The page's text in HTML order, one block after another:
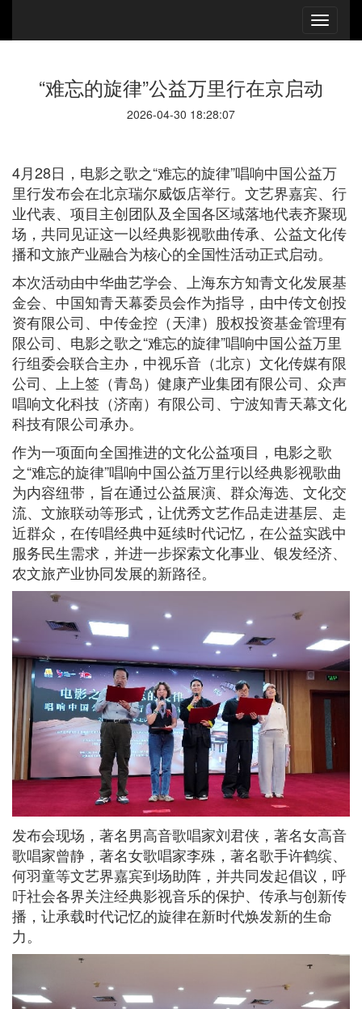
“难忘的旋律”公益万里行在京启动
2026-04-30 18:28:07
4月28日，电影之歌之“难忘的旋律”唱响中国公益万
里行发布会在北京瑞尔威饭店举行。文艺界嘉宾、行
业代表、项目主创团队及全国各区域落地代表齐聚现
场，共同见证这一以经典影视歌曲传承、公益文化传
播和文旅产业融合为核心的全国性活动正式启动。
本次活动由中华曲艺学会、上海东方知青文化发展基
金会、中国知青天幕委员会作为指导，由中传文创投
资有限公司、中传金控（天津）股权投资基金管理有
限公司、电影之歌之“难忘的旋律”唱响中国公益万里
行组委会联合主办，中视乐音（北京）文化传媒有限
公司、上上签（青岛）健康产业集团有限公司、众声
唱响文化科技（济南）有限公司、宁波知青天幕文化
科技有限公司承办。
作为一项面向全国推进的文化公益项目，电影之歌
之“难忘的旋律”唱响中国公益万里行以经典影视歌曲
为内容纽带，旨在通过公益展演、群众海选、文化交
流、文旅联动等形式，让优秀文艺作品走进基层、走
近群众，在传唱经典中延续时代记忆，在公益实践中
服务民生需求，并进一步探索文化事业、银发经济、
农文旅产业协同发展的新路径。
发布会现场，著名男高音歌唱家刘君侠，著名女高音
歌唱家曾静，著名女歌唱家李殊，著名歌手许鹤缤、
何羽童等文艺界嘉宾到场助阵，并共同发起倡议，呼
吁社会各界关注经典影视音乐的保护、传承与创新传
播，让承载时代记忆的旋律在新时代焕发新的生命
力。